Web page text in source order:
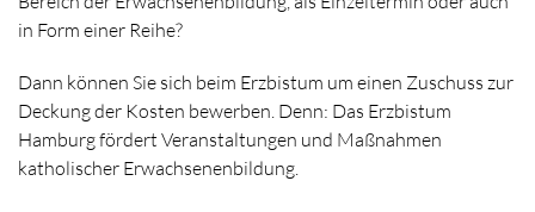
in Form einer Reihe?
Dann können Sie sich beim Erzbistum um einen Zuschuss zur
Deckung der Kosten bewerben. Denn: Das Erzbistum
Hamburg fördert Veranstaltungen und Maßnahmen
katholischer Erwachsenenbildung.